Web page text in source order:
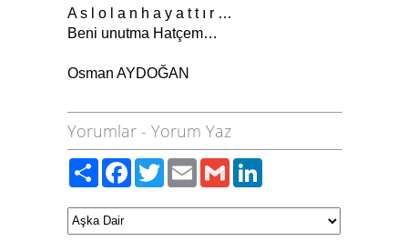
A s l o l a n h a y a t t ı r …
Beni unutma Hatçem…
Osman AYDOĞAN
Yorumlar - Yorum Yaz
PaylaşFacebook
TwitterEmailGmail